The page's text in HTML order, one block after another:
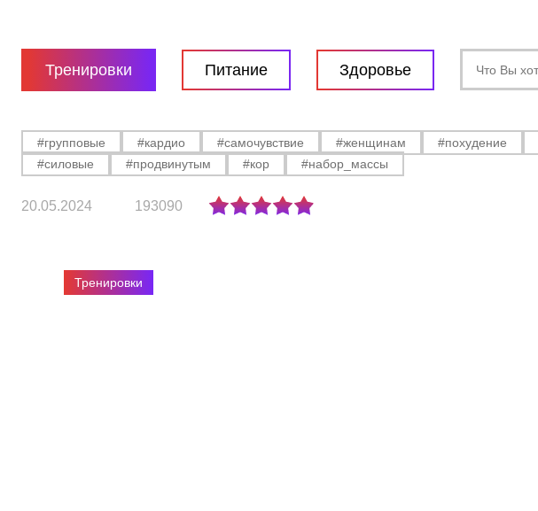
Тренировки Питание Здоровье
#групповые #кардио #самочувствие #женщинам #похудение
#силовые
#продвинутым #кор #набор_массы
20.05.2024 193090
Тренировки